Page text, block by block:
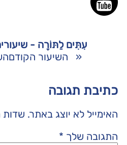
עִתִּים לַתּוֹרָה -
« השיעור הקודם
כתיבת תגובה
האימייל לא יוצג באתר. שדות
התגובה שלך *